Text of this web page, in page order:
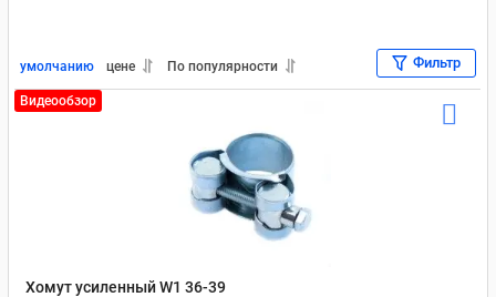
умолчанию цене По популярности Фильтр
Видеообзор
Хомут усиленный W1 36-39